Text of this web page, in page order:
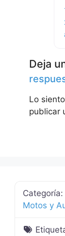
Deja
Lo
publicar
Categoría:
Motos y